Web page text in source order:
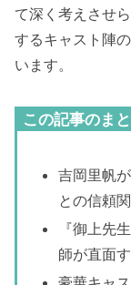
て深く考えさせ
するキャスト陣
います。
この記事のま
吉岡里帆
との信頼
『御上先
師が直面